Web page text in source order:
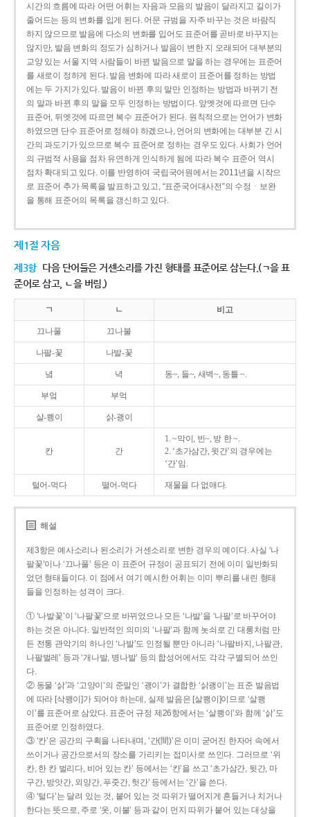
시간의 흐름에 따라 어떤 어휘는 자음과 모음의 발음이 달라지고 길이가
줄어드는 등의 변화를 입게 된다. 어문 규범을 자주 바꾸는 것은 바람직
하지 않으므로 발음에 다소의 변화를 입어도 표준어를 곧바로 바꾸지는
않지만, 발음 변화의 정도가 심하거나 발음이 변한 지 오래되어 대부분의
교양 있는 서울 지역 사람들이 바뀐 발음으로 말을 하는 경우에는 표준어
를 새로이 정하게 된다. 발음 변화에 따라 새로이 표준어를 정하는 방법
에는 두 가지가 있다. 발음이 바뀐 후의 말만 인정하는 방법과 바뀌기 전
의 말과 바뀐 후의 말을 모두 인정하는 방법이다. 앞엣것에 따르면 단수
표준어, 뒤엣것에 따르면 복수 표준어가 된다. 원칙적으로는 언어가 변화
하였으면 단수 표준어로 정해야 하겠으나, 언어의 변화에는 대부분 긴 시
간의 과도기가 있으므로 복수 표준어로 정하는 경우도 있다. 사회가 언어
의 규범적 사용을 점차 유연하게 인식하게 됨에 따라 복수 표준어 역시
점차 확대되고 있다. 이를 반영하여 국립국어원에서는 2011년을 시작으
로 표준어 추가 목록을 발표하고 있고, “표준국어대사전”의 수정ㆍ보완
을 통해 표준어의 목록을 갱신하고 있다.
제1절 자음
제3항 다음 단어들은 거센소리를 가진 형태를 표준어로 삼는다.(ㄱ을 표
준어로 삼고, ㄴ을 버림.)
ㄱ ㄴ 비고
끄나풀 끄나불
나팔-꽃 나발-꽃
녘 녁 동~, 들~, 새벽~, 동틀 ~.
부엌 부억
살-쾡이 삵-괭이
칸 간
1. ~막이, 빈~, 방 한 ~.
2. ‘초가삼간, 윗간’의 경우에는
‘간’임.
털어-먹다 떨어-먹다 재물을 다 없애다.
해설
제3항은 예사소리나 된소리가 거센소리로 변한 경우의 예이다. 사실 ‘나
팔꽃’이나 ‘끄나풀’ 등은 이 표준어 규정이 공표되기 전에 이미 일반화되
었던 형태들이다. 이 점에서 여기 예시한 어휘는 이미 뿌리를 내린 형태
들을 인정하는 성격이 크다.
① ‘나발꽃’이 ‘나팔꽃’으로 바뀌었으나 모든 ‘나발’을 ‘나팔’로 바꾸어야
하는 것은 아니다. 일반적인 의미의 ‘나팔’과 함께 놋쇠로 긴 대롱처럼 만
든 전통 관악기의 하나인 ‘나발’도 인정될 뿐만 아니라 ‘나팔바지, 나팔관,
나팔벌레’ 등과 ‘개나발, 병나발’ 등의 합성어에서도 각각 구별되어 쓰인
다.
② 동물 ‘삵’과 ‘고양이’의 준말인 ‘괭이’가 결합한 ‘삵괭이’는 표준 발음법
에 따라 [삭꽹이]가 되어야 하는데, 실제 발음은 [살쾡이]이므로 ‘살쾡
이’를 표준어로 삼았다. 표준어 규정 제26항에서는 ‘살쾡이’와 함께 ‘삵’도
표준어로 인정하였다.
③ ‘칸’은 공간의 구획을 나타내며, ‘간(間)’은 이미 굳어진 한자어 속에서
쓰이거나 공간으로서의 장소를 가리키는 접미사로 쓰인다. 그러므로 ‘위
칸, 한 칸 벌리다, 비어 있는 칸’ 등에서는 ‘칸’을 쓰고 ‘초가삼간, 뒷간, 마
구간, 방앗간, 외양간, 푸줏간, 헛간’ 등에서는 ‘간’을 쓴다.
④ ‘털다’는 달려 있는 것, 붙어 있는 것 따위가 떨어지게 흔들거나 치거나
한다는 뜻으로, 주로 ‘옷, 이불’ 등과 같이 먼지 따위가 붙어 있는 대상을